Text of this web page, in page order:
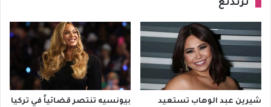
ترندنغ
شيرين عبد الوهاب تستعيد
بيونسيه تنتصر قضائياً في تركيا